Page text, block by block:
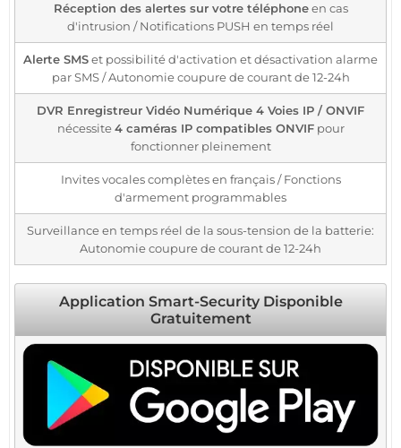
Réception des alertes sur votre téléphoneen cas
d'intrusion / Notifications PUSH en temps réel
Alerte SMSet possibilité d'activation et désactivation alarme
par SMS / Autonomie coupure de courant de 12-24h
DVR Enregistreur Vidéo Numérique 4 Voies IP / ONVIF
nécessite4 caméras IP compatibles ONVIFpour
fonctionner pleinement
Invites vocales complètes en français / Fonctions
d'armement programmables
Surveillance en temps réel de la sous-tension de la batterie:
Autonomie coupure de courant de 12-24h
Application Smart-Security Disponible
Gratuitement